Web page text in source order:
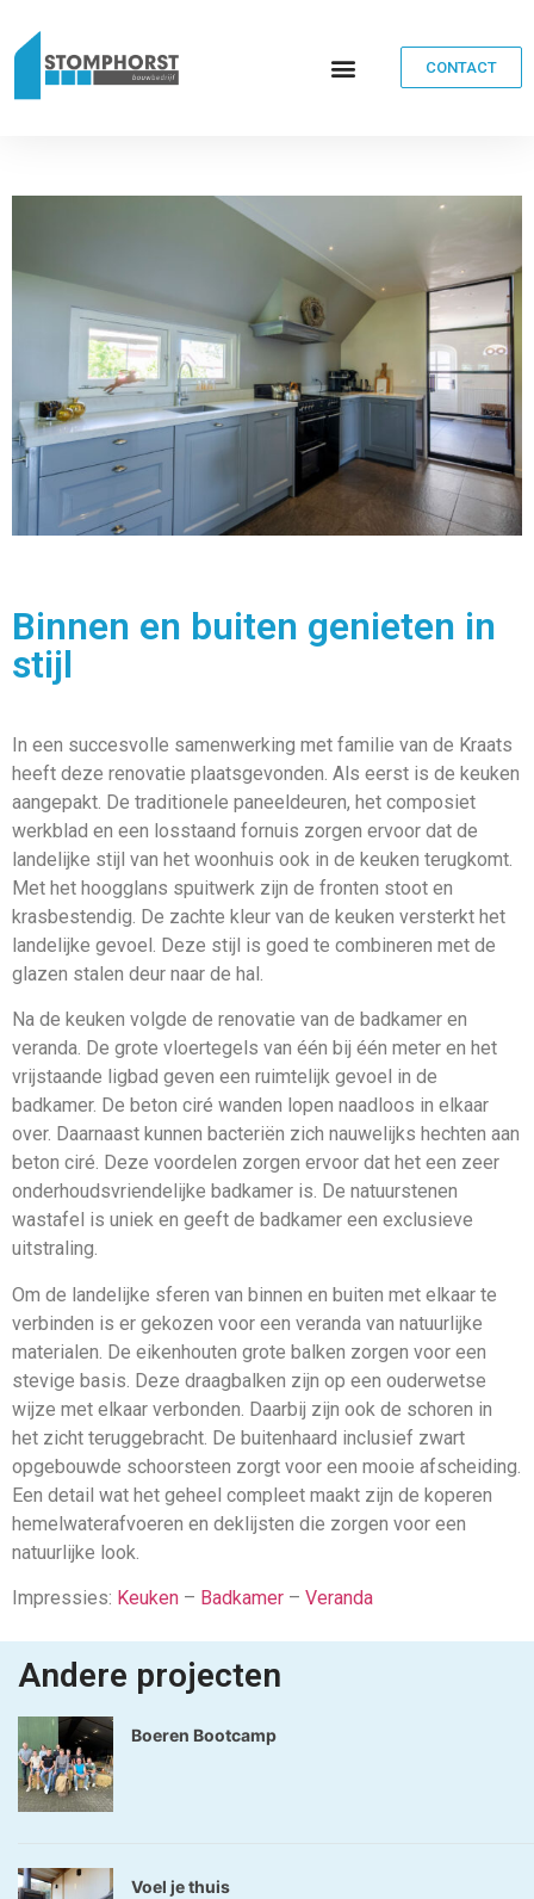
CONTACT
Binnen en buiten genieten in
stijl
In een succesvolle samenwerking met familie van de Kraats
heeft deze renovatie plaatsgevonden. Als eerst is de keuken
aangepakt. De traditionele paneeldeuren, het composiet
werkblad en een losstaand fornuis zorgen ervoor dat de
landelijke stijl van het woonhuis ook in de keuken terugkomt.
Met het hoogglans spuitwerk zijn de fronten stoot en
krasbestendig. De zachte kleur van de keuken versterkt het
landelijke gevoel. Deze stijl is goed te combineren met de
glazen stalen deur naar de hal.
Na de keuken volgde de renovatie van de badkamer en
veranda. De grote vloertegels van één bij één meter en het
vrijstaande ligbad geven een ruimtelijk gevoel in de
badkamer. De beton ciré wanden lopen naadloos in elkaar
over. Daarnaast kunnen bacteriën zich nauwelijks hechten aan
beton ciré. Deze voordelen zorgen ervoor dat het een zeer
onderhoudsvriendelijke badkamer is. De natuurstenen
wastafel is uniek en geeft de badkamer een exclusieve
uitstraling.
Om de landelijke sferen van binnen en buiten met elkaar te
verbinden is er gekozen voor een veranda van natuurlijke
materialen. De eikenhouten grote balken zorgen voor een
stevige basis. Deze draagbalken zijn op een ouderwetse
wijze met elkaar verbonden. Daarbij zijn ook de schoren in
het zicht teruggebracht. De buitenhaard inclusief zwart
opgebouwde schoorsteen zorgt voor een mooie afscheiding.
Een detail wat het geheel compleet maakt zijn de koperen
hemelwaterafvoeren en deklijsten die zorgen voor een
natuurlijke look.
Impressies: Keuken – Badkamer – Veranda
Andere projecten
Boeren Bootcamp
Voel je thuis